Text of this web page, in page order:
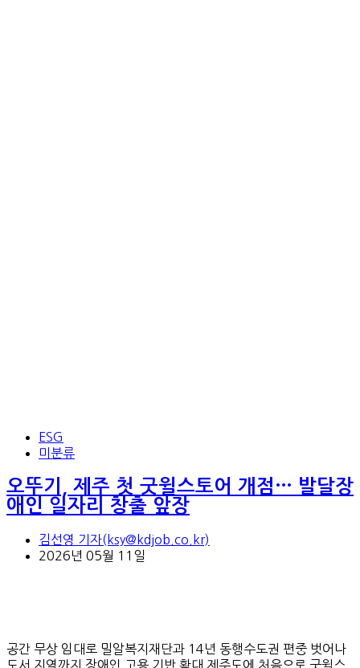
ESG
미분류
오뚜기, 제주 첫 굿윌스토어 개점… 발달장
애인 일자리 창출 앞장
김선영 기자(ksy@kdjob.co.kr)
2026년 05월 11일
공간 무상 임대로 밀알복지재단과 14년 동행수도권 편중 벗어나
도서 지역까지 장애인 고용 기반 확대 제주도에 처음으로 굿윌스